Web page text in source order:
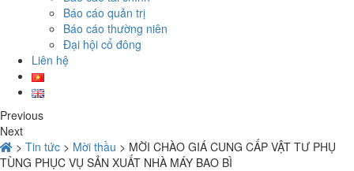
Báo cáo quản trị
Báo cáo thường niên
Đại hội cổ đông
Liên hệ
Previous
Next
> Tin tức > Mời thầu > MỜI CHÀO GIÁ CUNG CẤP VẬT TƯ PHỤ
TÙNG PHỤC VỤ SẢN XUẤT NHÀ MÁY BAO BÌ